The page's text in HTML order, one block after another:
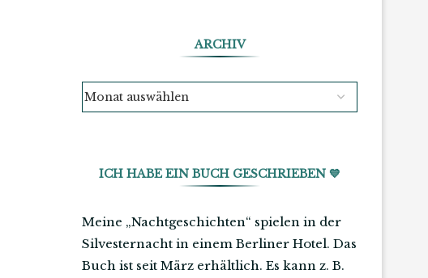
ARCHIV
ICH HABE EIN BUCH GESCHRIEBEN 💙
Meine „Nachtgeschichten“ spielen in der
Silvesternacht in einem Berliner Hotel. Das
Buch ist seit März erhältlich. Es kann z. B.